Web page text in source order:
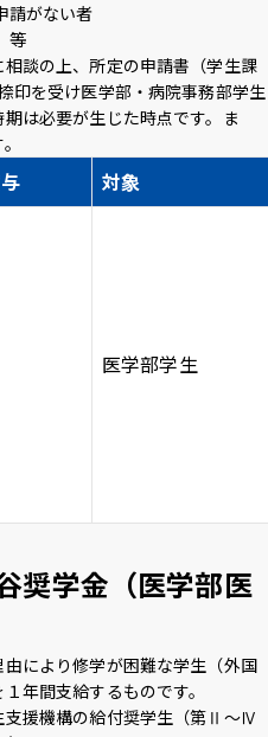
請がない者
等
談の上、所定の申請書（学生課
印を受け医学部・病院事務部学生
は必要が生じた時点です。ま
対象
医学部学生
奨学金（医学部医
により修学が困難な学生（外国
年間支給するものです。
支援機構の給付奨学生（第Ⅱ～Ⅳ